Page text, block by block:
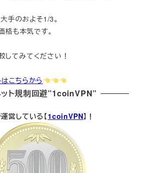
手のおよそ1/3。
格も本気です。
してみてください！
こちらから
ト規制回避”1coinVPN”
営している【1coinVPN】！